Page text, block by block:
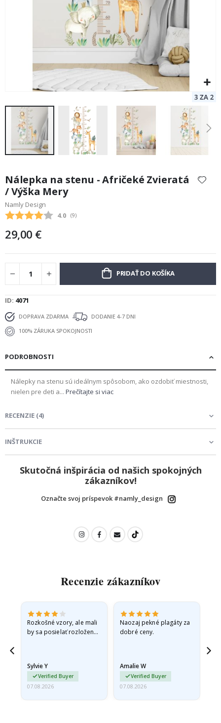
začiatok
galérie
obrázkov
Nálepka na stenu - Afričeké Zvieratá
/ Výška Mery
Namly Design
Priemerne hodnotenie:
4.0 (hlasy:
9)
29,00 €
PRIDAŤ DO KOŠÍKA
ID 4071
DOPRAVA ZDARMA
DODANIE 4-7 DNI
100% ZÁRUKA SPOKOJNOSTI
PODROBNOSTI
Nálepky na stenu sú ideálnym spôsobom, ako ozdobiť miestnosti,
nielen pre deti a... Prečítajte si viac
RECENZIE (4)
INŠTRUKCIE
Skutočná inšpirácia od našich spokojných
zákazníkov!
Označte svoj príspevok #namly_design
Recenzie zákazníkov
Rozkošné vzory, ale mali
by sa posielať rozložené
Sylvie Y
Verified Buyer
07.08.2026
Naozaj pekné plagáty za
dobré ceny.
Amalie W
Verified Buyer
07.08.2026